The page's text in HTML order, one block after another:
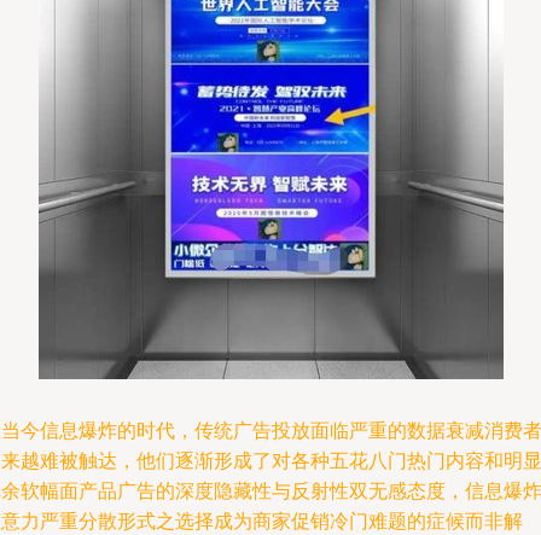
今信息爆炸的时代，传统广告投放面临严重的数据衰减消费者
越难被触达，他们逐渐形成了对各种五花八门热门内容和明显
软幅面产品广告的深度隐藏性与反射性双无感态度，信息爆炸
力严重分散形式之选择成为商家促销冷门难题的症候而非解